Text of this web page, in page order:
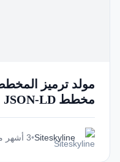
مولد ترميز
مخطط JSON-LD
Siteskyline
•3 أشهر مضت